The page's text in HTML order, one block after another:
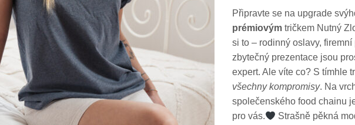
byla:
690.00
Připravte se na upgrade
prémiovým tričkem Nutný
si to – rodinný oslavy, firemní
zbytečný prezentace jsou
expert. Ale víte co? S tímhle
všechny kompromisy. Na
společenského food chainu
pro vás.
Strašně pěkná